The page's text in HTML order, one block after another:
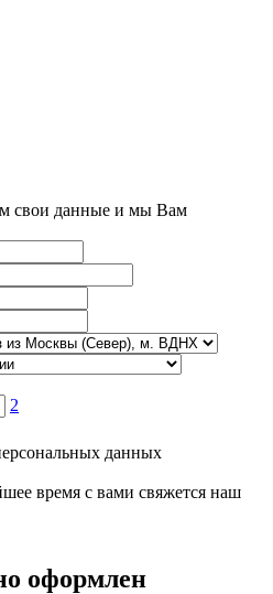
свои данные и мы Вам
2
данных
время с вами свяжется наш
оформлен